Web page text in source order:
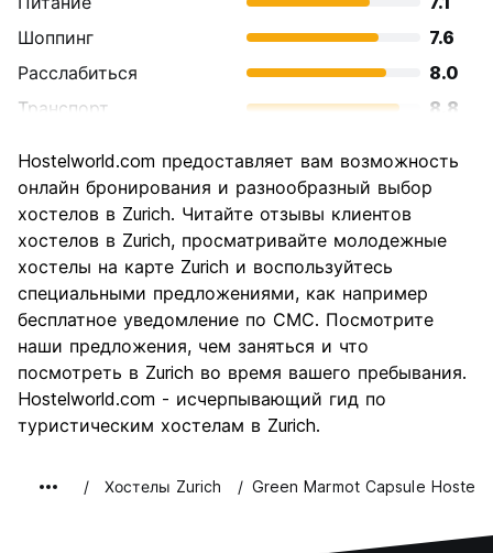
Шоппинг
7.6
Расслабиться
8.0
Транспорт
8.8
достопримечательностей
8.0
Культура
Ночная жизнь
7.5
Соотношение цены и
качества
Hostelworld.com предоставляет вам возможность
онлайн бронирования и разнообразный выбор
хостелов в Zurich. Читайте отзывы клиентов
хостелов в Zurich, просматривайте молодежные
хостелы на карте Zurich и воспользуйтесь
специальными предложениями, как например
бесплатное уведомление по СМС. Посмотрите
наши предложения, чем заняться и что
посмотреть в Zurich во время вашего пребывания.
Hostelworld.com - исчерпывающий гид по
туристическим хостелам в Zurich.
Хостелы Zurich Green Marmot Capsule Hostel